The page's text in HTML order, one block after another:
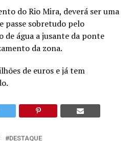
do Rio Mira, deverá ser uma
passe sobretudo pelo
água a jusante da ponte
da zona.
de euros e já tem
DESTAQUE